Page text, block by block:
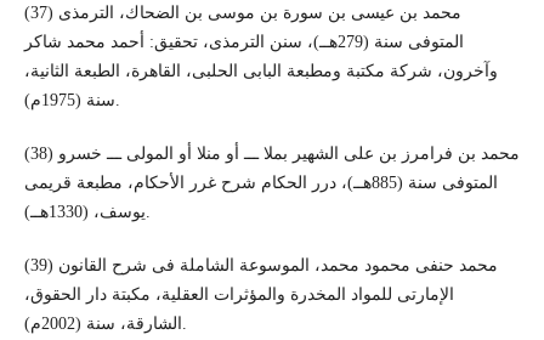
(37) محمد بن عيسى بن سورة بن موسى بن الضحاك، الترمذى
المتوفى سنة (279هــ)، سنن الترمذى، تحقيق: أحمد محمد شاكر
وآخرون، شركة مكتبة ومطبعة البابى الحلبى، القاهرة، الطبعة الثانية،
(38) محمد بن فرامرز بن على الشهير بملا ـــ أو منلا أو المولى ـــ خسرو
المتوفى سنة (885هــ)، درر الحكام شرح غرر الأحكام، مطبعة قريمى
(39) محمد حنفى محمود محمد، الموسوعة الشاملة فى شرح القانون
الإمارتى للمواد المخدرة والمؤثرات العقلية، مكبتة دار الحقوق،